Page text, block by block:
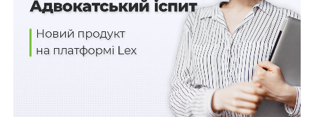
заниження та за весь період заниження (в тому числі
за період адміністративного та/або судового
оскарження). Тобто наведена редакціястатті 129
Податкового кодексу передбачала застосування
фінансової санкції до платників податків у вигляді
нарахування пені за весь період заниження
податкового зобов’язання на суму такого заниження,